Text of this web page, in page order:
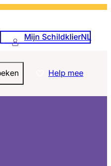
Mijn SchildklierNL
Help mee